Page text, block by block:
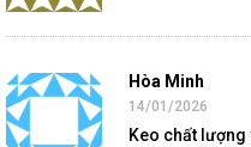
Hòa Minh
14/01/2026
Keo chất